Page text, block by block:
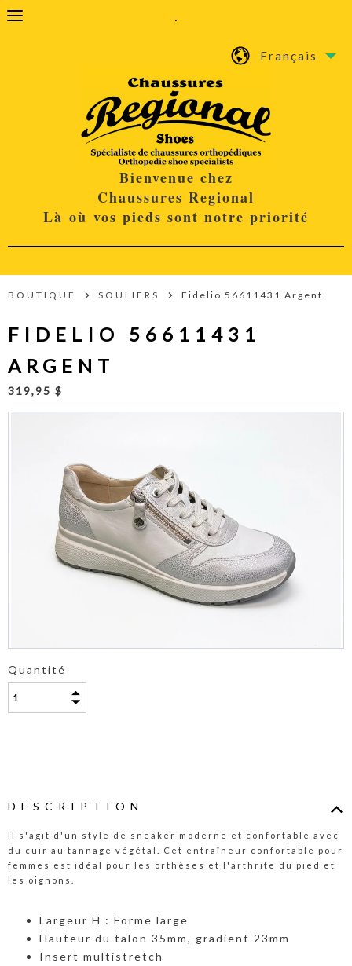
.
Français
Bienvenue chez
Chaussures Regional
Là où vos pieds sont notre priorité
BOUTIQUE SOULIERS Fidelio 56611431 Argent
FIDELIO 56611431
ARGENT
319,95 $
Quantité
DESCRIPTION
Il s'agit d'un style de sneaker moderne et confortable avec
du cuir au tannage végétal. Cet entraîneur confortable pour
femmes est idéal pour les orthèses et l'arthrite du pied et
les oignons.
Largeur H : Forme large
Hauteur du talon 35mm, gradient 23mm
Insert multistretch